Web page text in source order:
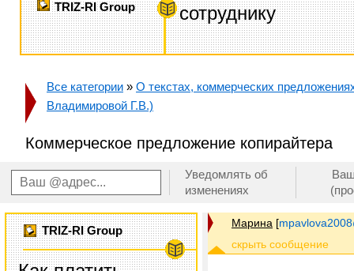
TRIZ-RI Group
сотруднику
Все категории » О текстах, коммерческих
Владимировой Г.В.)
Коммерческое предложение копирайтера
Уведомлять об
изменениях
TRIZ-RI Group
Марина [